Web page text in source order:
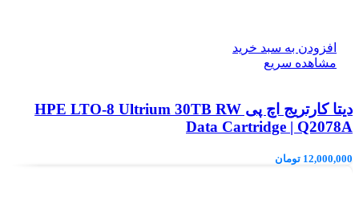
افزودن به سبد خرید
مشاهده سریع
دیتا کارتریج اچ پی HPE LTO‑8 Ultrium 30TB RW
Data Cartridge | Q2078A
12,000,000 تومان